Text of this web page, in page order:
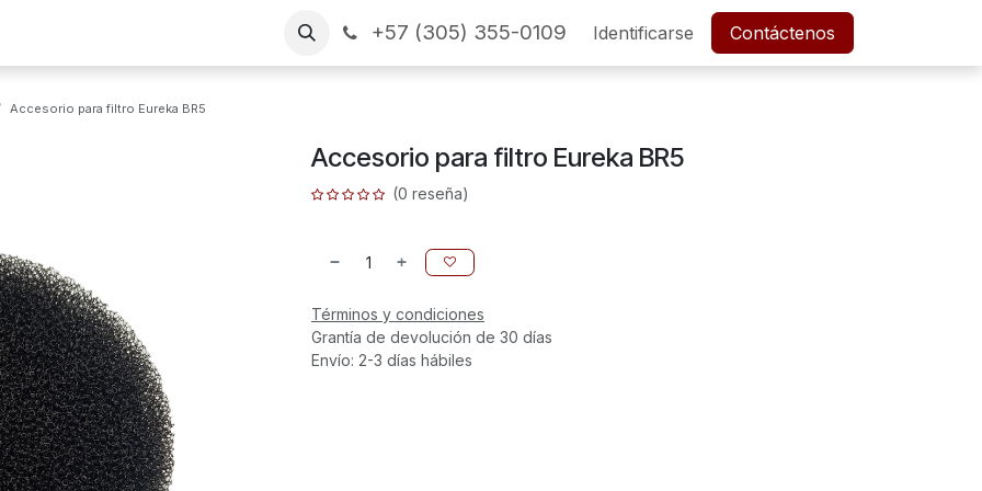
CONTÁCTENOS Financiamiento SERVICIO POSTVENTA Empleos
+57 (305) 355-0109 Identificarse Contáctenos
Accesorio para filtro Eureka BR5
Accesorio para filtro Eureka BR5
(0 reseña)
Términos y condiciones
Grantía de devolución de 30 días
Envío: 2-3 días hábiles